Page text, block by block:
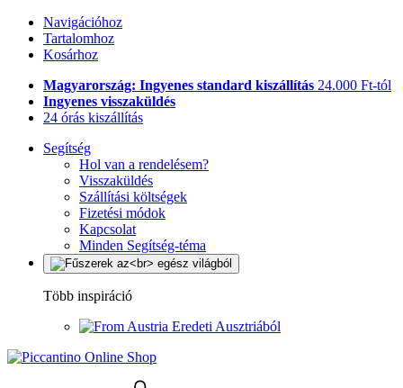
Navigációhoz
Tartalomhoz
Kosárhoz
Magyarország: Ingyenes standard kiszállítás 24.000 Ft-tól
Ingyenes visszaküldés
24 órás kiszállítás
Segítség
Hol van a rendelésem?
Visszaküldés
Szállítási költségek
Fizetési módok
Kapcsolat
Minden Segítség-téma
Több inspiráció
Eredeti Ausztriából